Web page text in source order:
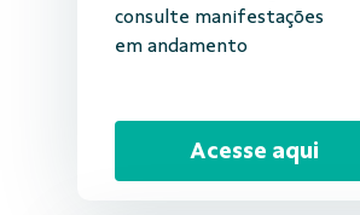
consulte manifestações
em andamento
Acesse aqui